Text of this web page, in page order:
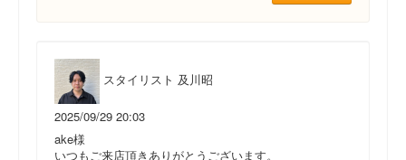
スタイリスト 及川昭
2025/09/29 20:03
ake様
いつもご来店頂きありがとうございます。